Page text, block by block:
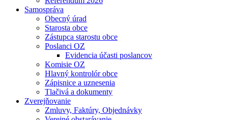
Samospráva
Obecný úrad
Starosta obce
Zástupca starostu obce
Poslanci OZ
Evidencia účasti poslancov
Komisie OZ
Hlavný kontrolór obce
Zápisnice a uznesenia
Tlačivá a dokumenty
Zverejňovanie
Zmluvy, Faktúry, Objednávky